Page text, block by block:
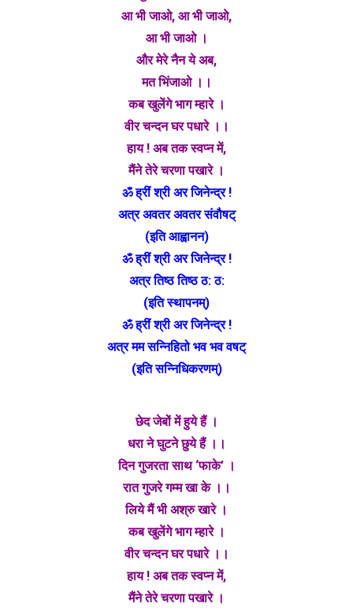
आ भी जाओ, आ भी जाओ,
आ भी जाओ ।
और मेरे नैन ये अब,
मत भिंजाओ ।।
कब खुलेंगे भाग म्हारे ।
वीर चन्दन घर पधारे ।।
हाय ! अब तक स्वप्न में,
मैंने तेरे चरणा पखारे ।
ॐ ह्रीं श्री अर जिनेन्द्र !
अत्र अवतर अवतर संवौषट्
(इति आह्वानन)
ॐ ह्रीं श्री अर जिनेन्द्र !
अत्र तिष्ठ तिष्ठ ठ: ठ:
(इति स्थापनम्)
ॐ ह्रीं श्री अर जिनेन्द्र !
अत्र मम सन्निहितो भव भव वषट्
(इति सन्निधिकरणम्)
छेद जेबों में हुये हैं ।
धरा ने घुटने छुये हैं ।।
दिन गुजरता साथ ‘फाके’ ।
रात गुजरे गम्म खा के ।।
लिये मैं भी अश्रु खारे ।
कब खुलेंगे भाग म्हारे ।
वीर चन्दन घर पधारे ।।
हाय ! अब तक स्वप्न में,
मैंने तेरे चरणा पखारे ।